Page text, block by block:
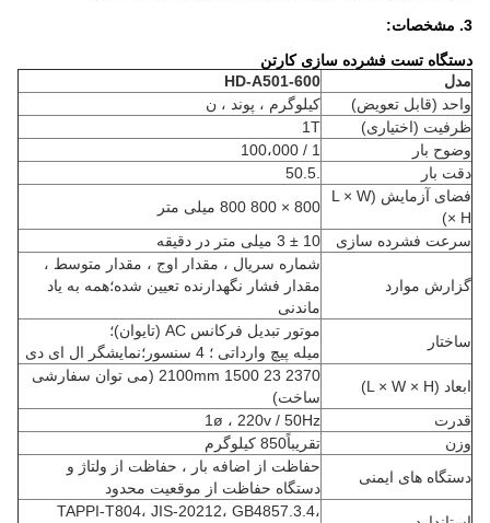
3. مشخصات:
دستگاه تست فشرده سازی کارتن
مدل
HD-A501-600
واحد (قابل تعویض)
کیلوگرم ، پوند ، ن
ظرفیت (اختیاری)
1T
وضوح بار
1 / 100،000
دقت بار
فضای آزمایش (L × W
× H)
800 × 800 800 میلی متر
سرعت فشرده سازی
10 ± 3 میلی متر در دقیقه
گزارش موارد
شماره سریال ، مقدار اوج ، مقدار متوسط ​​،
مقدار فشار نگهدارنده تعیین شده؛همه به یاد
ماندنی
ساختار
موتور تبدیل فرکانس AC (تایوان)؛
میله پیچ وارداتی ؛ 4 سنسور؛نمایشگر ال ای دی
ابعاد (L × W × H)
2100mm 1500 23 2370 (می توان سفارشی
ساخت)
قدرت
1ø ، 220v / 50Hz
وزن
تقریباً850 کیلوگرم
دستگاه های ایمنی
حفاظت از اضافه بار ، حفاظت از ولتاژ و
دستگاه حفاظت از موقعیت محدود
TAPPI-T804، JIS-20212، GB4857.3.4،